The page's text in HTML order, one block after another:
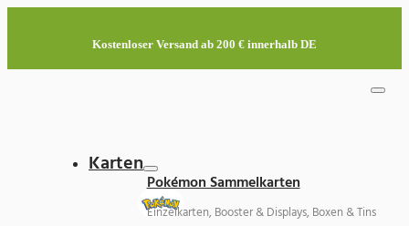
Kostenloser Versand ab 200 € innerhalb DE
Karten
Pokémon Sammelkarten
Einzelkarten, Booster & Displays, Boxen & Tins